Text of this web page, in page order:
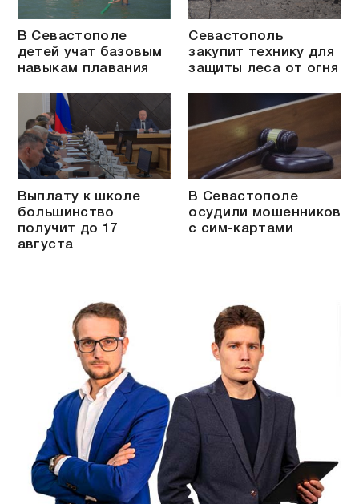
В Севастополе
детей учат базовым
навыкам плавания
Севастополь
закупит технику для
защиты леса от огня
Выплату к школе
большинство
получит до 17
августа
В Севастополе
осудили мошенников
с сим-картами